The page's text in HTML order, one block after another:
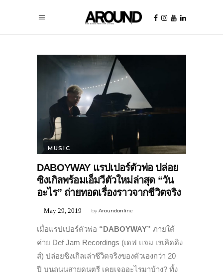
MUSIC
DABOYWAY แรปเปอร์ตัวพ่อ ปล่อย
ซิงเกิลพร้อมเอ็มวีตัวใหม่ล่าสุด “วัน
อะไร” ถ่ายทอดเรื่องราวจากชีวิตจริง
byAroundonline
May 29, 2019
เมื่อแรปเปอร์ตัวพ่อ “DABOYWAY” ภายใต้
ค่าย Def Jam Recordings (เดฟ แจม เรเคิดดิง
ส์) ปล่อยซิงเกิลเล่าชีวิตจริงของตัวเองกว่า 20
ปี บนถนนสายดนตรี เคยเจออะไรมาบ้าง? ทั้ง